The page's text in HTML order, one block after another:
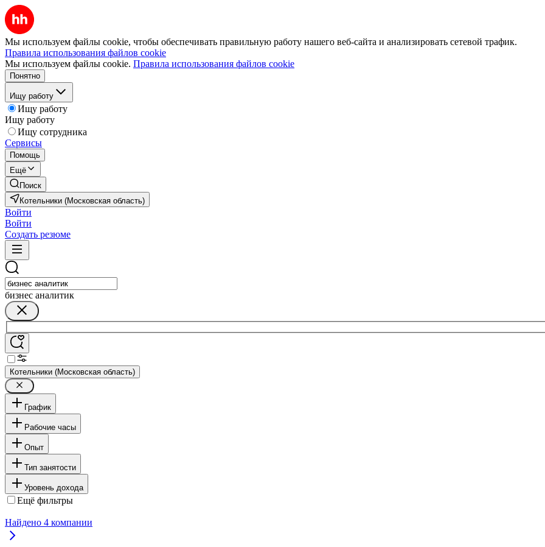
Мы используем файлы cookie, чтобы обеспечивать правильную работу нашего веб-сайта и анализировать сетевой трафик.
Правила использования файлов cookie
Мы используем файлы cookie. Правила использования файлов cookie
Понятно
Ищу работу
Ищу работу
Ищу работу
Ищу сотрудника
Сервисы
Помощь
Ещё
Поиск
Котельники (Московская область)
Войти
Войти
Создать резюме
бизнес аналитик
Котельники (Московская область)
График
Рабочие часы
Опыт
Тип занятости
Уровень дохода
Ещё фильтры
Найдено 4 компании